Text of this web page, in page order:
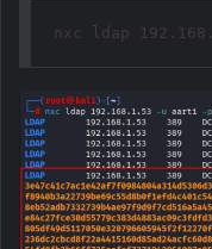
nxc ldap